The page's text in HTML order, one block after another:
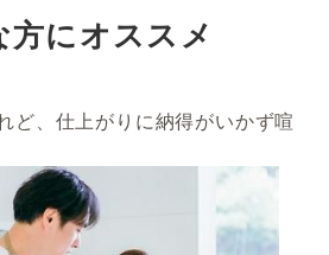
方にオススメ
ど、仕上がりに納得がいかず喧